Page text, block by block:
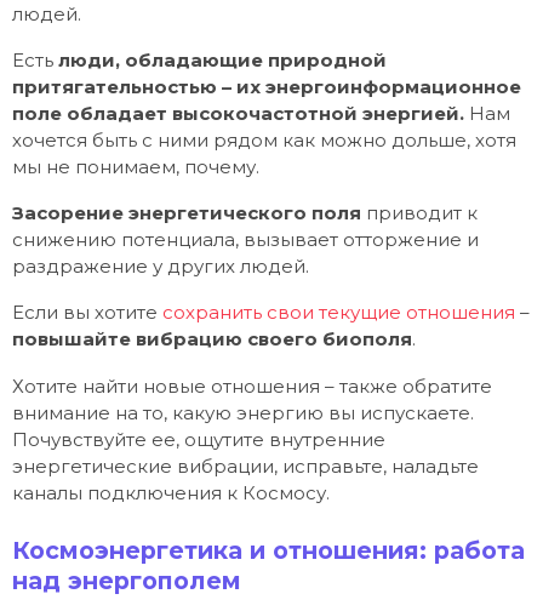
людей.
Есть люди, обладающие природной
притягательностью – их энергоинформационное
поле обладает высокочастотной энергией. Нам
хочется быть с ними рядом как можно дольше, хотя
мы не понимаем, почему.
Засорение энергетического поля приводит к
снижению потенциала, вызывает отторжение и
раздражение у других людей.
Если вы хотите сохранить свои текущие отношения –
повышайте вибрацию своего биополя.
Хотите найти новые отношения – также обратите
внимание на то, какую энергию вы испускаете.
Почувствуйте ее, ощутите внутренние
энергетические вибрации, исправьте, наладьте
каналы подключения к Космосу.
Космоэнергетика и отношения: работа
над энергополем